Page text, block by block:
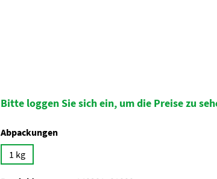
Bitte loggen Sie sich ein, um die Preise zu
Abpackungenauswählen
1 kg